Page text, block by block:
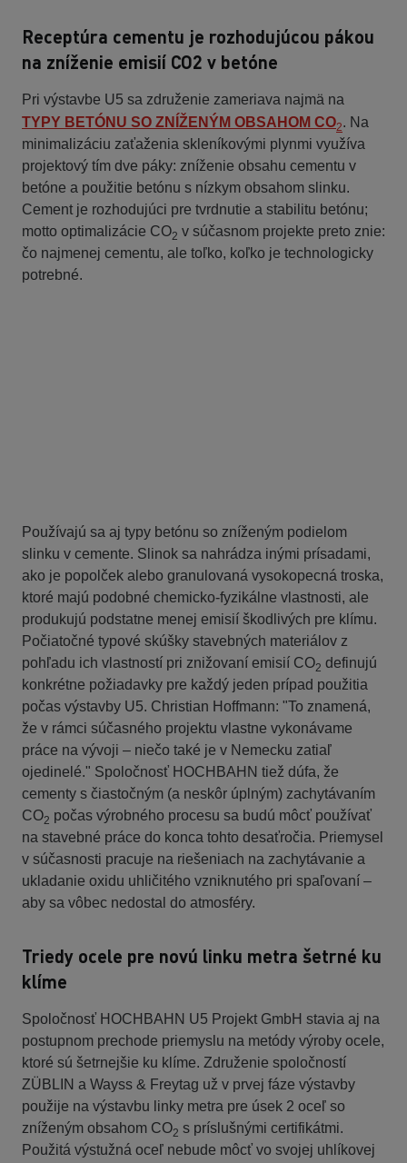
Receptúra cementu je rozhodujúcou pákou
na zníženie emisií CO2 v betóne
Pri výstavbe U5 sa združenie zameriava najmä na
TYPY BETÓNU SO ZNÍŽENÝM OBSAHOM CO2. Na
minimalizáciu zaťaženia skleníkovými plynmi využíva
projektový tím dve páky: zníženie obsahu cementu v
betóne a použitie betónu s nízkym obsahom slinku.
Cement je rozhodujúci pre tvrdnutie a stabilitu betónu;
motto optimalizácie CO2 v súčasnom projekte preto znie:
čo najmenej cementu, ale toľko, koľko je technologicky
potrebné.
Používajú sa aj typy betónu so zníženým podielom
slinku v cemente. Slinok sa nahrádza inými prísadami,
ako je popolček alebo granulovaná vysokopecná troska,
ktoré majú podobné chemicko-fyzikálne vlastnosti, ale
produkujú podstatne menej emisií škodlivých pre klímu.
Počiatočné typové skúšky stavebných materiálov z
pohľadu ich vlastností pri znižovaní emisií CO2 definujú
konkrétne požiadavky pre každý jeden prípad použitia
počas výstavby U5. Christian Hoffmann: "To znamená,
že v rámci súčasného projektu vlastne vykonávame
práce na vývoji – niečo také je v Nemecku zatiaľ
ojedinelé." Spoločnosť HOCHBAHN tiež dúfa, že
cementy s čiastočným (a neskôr úplným) zachytávaním
CO2 počas výrobného procesu sa budú môcť používať
na stavebné práce do konca tohto desaťročia. Priemysel
v súčasnosti pracuje na riešeniach na zachytávanie a
ukladanie oxidu uhličitého vzniknutého pri spaľovaní –
aby sa vôbec nedostal do atmosféry.
Triedy ocele pre novú linku metra šetrné ku
klíme
Spoločnosť HOCHBAHN U5 Projekt GmbH stavia aj na
postupnom prechode priemyslu na metódy výroby ocele,
ktoré sú šetrnejšie ku klíme. Združenie spoločností
ZÜBLIN a Wayss & Freytag už v prvej fáze výstavby
použije na výstavbu linky metra pre úsek 2 oceľ so
zníženým obsahom CO2 s príslušnými certifikátmi.
Použitá výstužná oceľ nebude môcť vo svojej uhlíkovej